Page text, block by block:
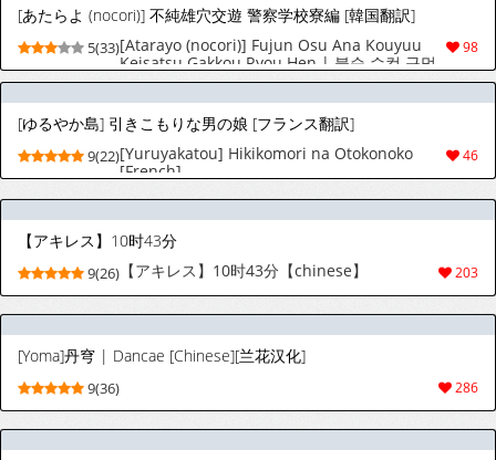
[あたらよ (nocori)] 不純雄穴交遊 警察学校寮編 [韓国翻訳]
98
5(33)[Atarayo (nocori)] Fujun Osu Ana Kouyuu
Keisatsu Gakkou Ryou Hen | 불순 수컷 구멍
교유 - 경찰학교 기숙사 편 [Korean]
[ゆるやか島] 引きこもりな男の娘 [フランス翻訳]
46
9(22)[Yuruyakatou] Hikikomori na Otokonoko
[French]
【アキレス】10时43分
203
9(26) 【アキレス】10时43分【chinese】
[Yoma]丹穹 | Dancae [Chinese][兰花汉化]
[Pixiv] 不知散人 (13287321)